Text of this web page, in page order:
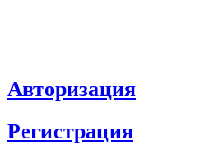
Авторизация
Регистрация